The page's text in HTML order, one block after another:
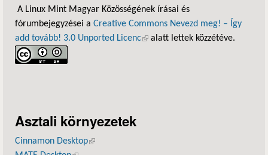
A Linux Mint Magyar Közösségének írásai és
fórumbejegyzései a Creative Commons Nevezd meg! – Így
add tovább! 3.0 Unported Licenc(külső hivatkozás)
alatt lettek közzétéve.
Asztali környezetek
Cinnamon Desktop(külső hivatkozás)